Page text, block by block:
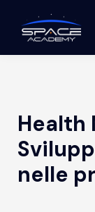
Health
nelle